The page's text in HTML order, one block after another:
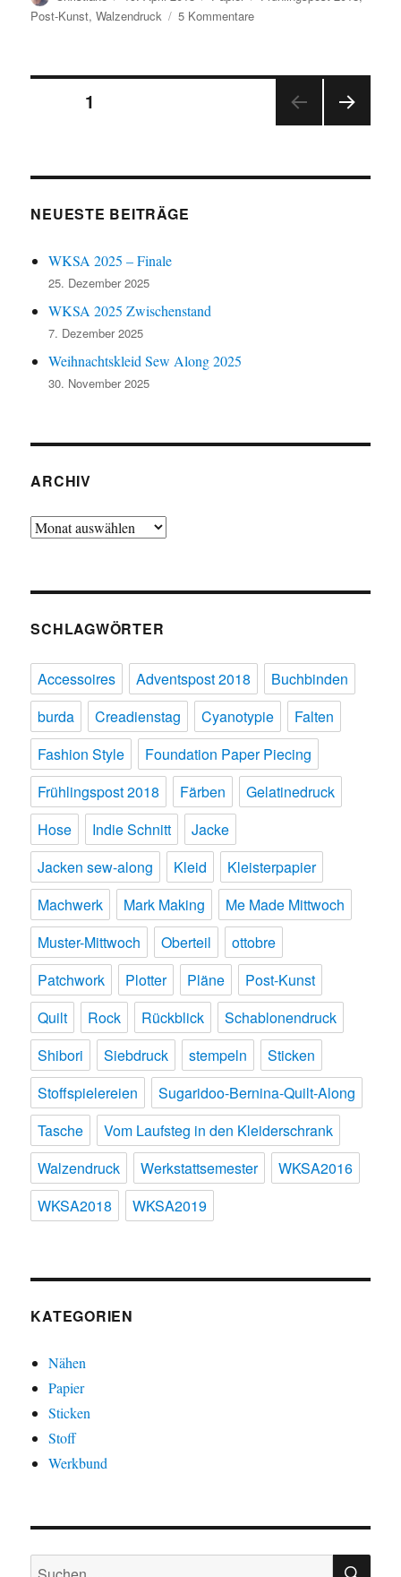
am
Post-Kunst,Walzendruck 5 Kommentarezu
Blätter
Seitennummerierung
Beiträge
1
E
NEUESTE BEITRÄGE
WKSA 2025 – Finale
25. Dezember 2025
WKSA 2025 Zwischenstand
7. Dezember 2025
Weihnachtskleid Sew Along 2025
30. November 2025
ARCHIV
Archiv
SCHLAGWÖRTER
Accessoires Adventspost 2018
Buchbinden
burda
Creadienstag Cyanotypie
Falten
Fashion Style
Foundation Paper Piecing
Frühlingspost 2018
Färben
Gelatinedruck
Hose
Indie Schnitt
Jacke
Jacken sew-along
Kleid
Kleisterpapier
Machwerk
Mark Making
Me Made Mittwoch
Muster-Mittwoch
Oberteil
ottobre
Patchwork
Plotter Pläne
Post-Kunst
Quilt
Rock Rückblick
Schablonendruck
Shibori
Siebdruck stempeln
Sticken
Stoffspielereien
Sugaridoo-Bernina-Quilt-Along
Tasche
Vom Laufsteg in den Kleiderschrank
Walzendruck
Werkstattsemester
WKSA2016
WKSA2018
WKSA2019
KATEGORIEN
Nähen
Papier
Sticken
Stoff
Werkbund
Suchen